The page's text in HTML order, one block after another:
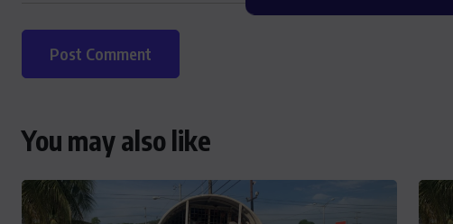
You may also like